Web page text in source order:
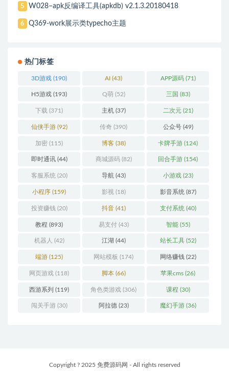
5 W028–apk反编译工具(apkdb) v2.1.3.20180418
6 Q369-work展示类typecho主题
热门标签
3D游戏 (190) AI (43) APP源码(71)
H5游戏 (193) Q萌 (52) 三国 (83)
下载 (371) 主机(37) 二次元(21)
仙侠手游(92) 传奇 (390) 公众号(49)
加密 (115) 博客(38) 卡牌手游 (124)
即时通讯(44) 商城源码(82) 回合手游 (154)
客服系统 (20) 导航(43) 小游戏(23)
小程序 (159) 影视(18) 影音系统 (87)
投资赚钱 (20) 抖音(41) 支付系统 (40)
教程 (893) 易支付(43) 智能(55)
机器人 (42) 江湖 (44) 站长工具(52)
端游 (125) 网站模板 (174) 网络赚钱(22)
网页游戏 (118) 脚本(66) 苹果cms (26)
西游系列 (119) 角色类游戏 (306) 课程 (30)
闯关手游(30) 阿拉德(23) 魔幻手游(36)
Copyright ? 2025 免费源码网 - All rights reserved